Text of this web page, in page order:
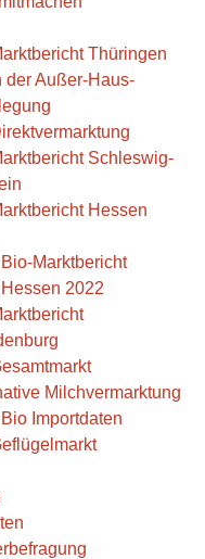
Thüringen
der Außer-Haus-
Schleswig-
Hessen
Bio-Marktbericht
Hessen 2022
Milchvermarktung
Bio Importdaten